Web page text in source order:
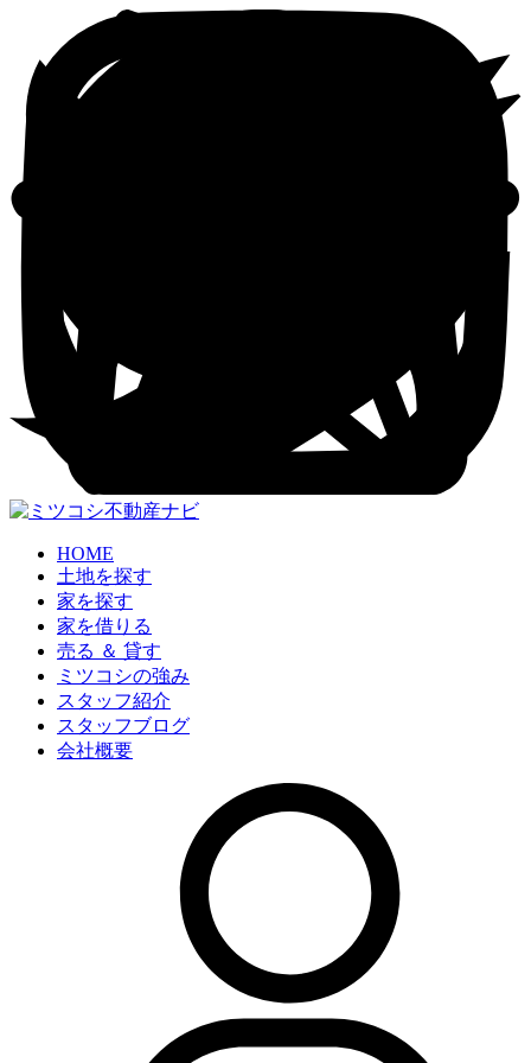
HOME
土地を探す
家を探す
家を借りる
売る ＆ 貸す
ミツコシの強み
スタッフ紹介
スタッフブログ
会社概要